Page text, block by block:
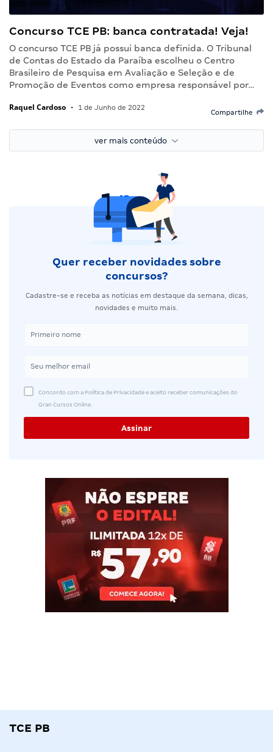
Concurso TCE PB: banca contratada! Veja!
O concurso TCE PB já possui banca definida. O Tribunal
de Contas do Estado da Paraíba escolheu o Centro
Brasileiro de Pesquisa em Avaliação e Seleção e de
Promoção de Eventos como empresa responsável por…
Raquel Cardoso • 1 de Junho de 2022
Compartilhe
ver mais conteúdo
Quer receber novidades sobre
concursos?
Cadastre-se e receba as notícias em destaque da semana, dicas,
novidades e muito mais.
Concordo com a Política de Privacidade e aceito receber comunicações do
Gran Cursos Online.
TCE PB